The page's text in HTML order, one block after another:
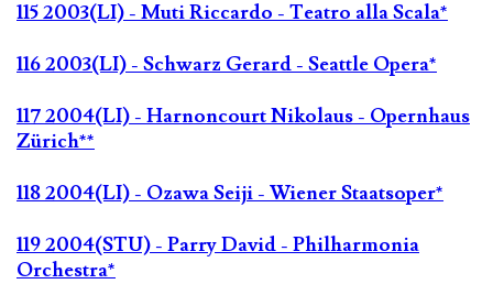
115 2003(LI) - Muti Riccardo - Teatro alla Scala*
116 2003(LI) - Schwarz Gerard - Seattle Opera*
117 2004(LI) - Harnoncourt Nikolaus - Opernhaus
Zürich**
118 2004(LI) - Ozawa Seiji - Wiener Staatsoper*
119 2004(STU) - Parry David - Philharmonia
Orchestra*